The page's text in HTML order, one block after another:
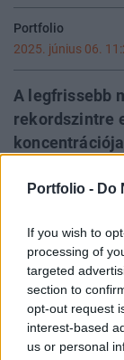
Portfolio - Do
If you wish to
processing of
targeted
section to
opt-out request
interest-based
us or personal
Portfolio
2025. június 06.
A legfrissebb
rekordszintre
évmilliók óta
Sustainable
legjelentősebb
Portfolio
konferencia a
aktualitásokkal,